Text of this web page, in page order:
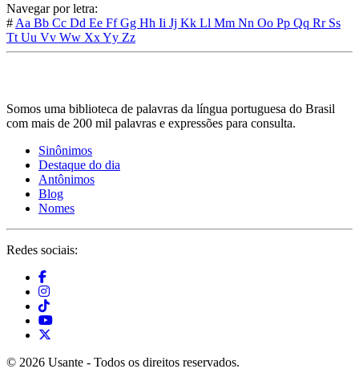
Navegar por letra:
# Aa Bb Cc Dd Ee FfGg Hh Ii Jj Kk Ll Mm Nn Oo Pp Qq Rr Ss
Tt Uu Vv Ww XxYy Zz
Somos uma biblioteca de palavras da língua portuguesa do Brasil
com mais de 200 mil palavras e expressões para consulta.
Sinônimos
Destaque do dia
Antônimos
Blog
Nomes
Redes sociais:
© 2026 Usante - Todos os direitos reservados.